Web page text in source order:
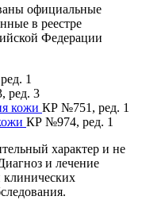
официальные
в реестре
Федерации
1
ред. 3
кожи КР №751, ред. 1
КР №974, ред. 1
характер и не
и лечение
клинических